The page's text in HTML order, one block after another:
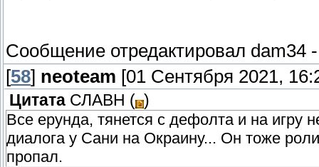
Сообщение отредактировал dam34
[58] neoteam [01 Сентября 2021,
Цитата СЛАВН ( )
Все ерунда, тянется с дефолта и на игру
диалога у Сани на Окраину... Он тоже
пропал.